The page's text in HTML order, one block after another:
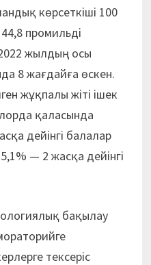
көрсеткіші 100
промильді
жылдың осы
8 жағдайға өскен.
жұқпалы жіті ішек
қаласында
дейінгі балалар
— 2 жасқа дейінгі
бақылау
тексеріс